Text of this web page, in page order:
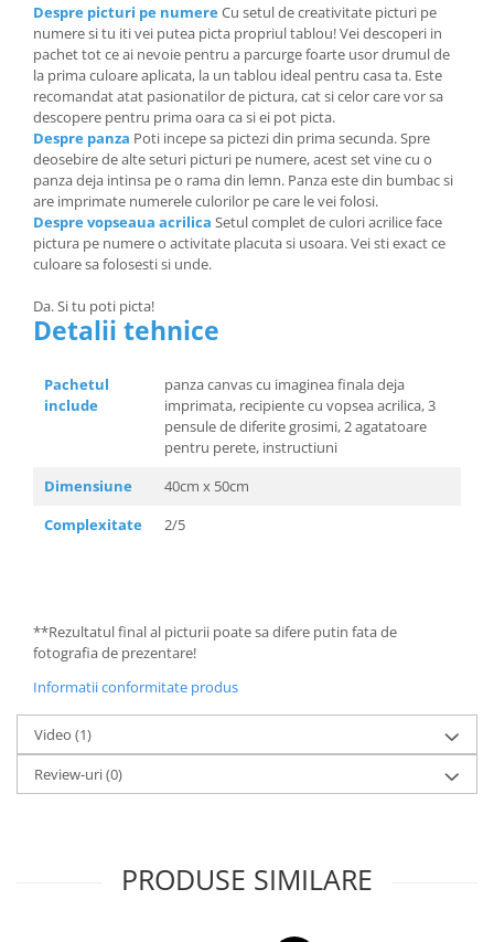
Despre picturi pe numereCu setul de creativitate picturi pe
numere si tu iti vei putea picta propriul tablou! Vei descoperi in
pachet tot ce ai nevoie pentru a parcurge foarte usor drumul de
la prima culoare aplicata, la un tablou ideal pentru casa ta. Este
recomandat atat pasionatilor de pictura, cat si celor care vor sa
descopere pentru prima oara ca si ei pot picta.
Despre panza Poti incepe sa pictezi din prima secunda. Spre
deosebire de alte seturi picturi pe numere, acest set vine cu o
panza deja intinsa pe o rama din lemn. Panza este din bumbac si
are imprimate numerele culorilor pe care le vei folosi.
Despre vopseaua acrilica Setul complet de culori acrilice face
pictura pe numere o activitate placuta si usoara. Vei sti exact ce
culoare sa folosesti si unde.
Da. Si tu poti picta!
Detalii tehnice
Pachetul
include
panza canvas cu imaginea finala deja
imprimata, recipiente cu vopsea acrilica, 3
pensule de diferite grosimi, 2 agatatoare
pentru perete, instructiuni
Dimensiune
40cm x 50cm
Complexitate
2/5
**Rezultatul final al picturii poate sa difere putin fata de
fotografia de prezentare!
Informatii conformitate produs
Video (1)
Review-uri(0)
PRODUSE SIMILARE